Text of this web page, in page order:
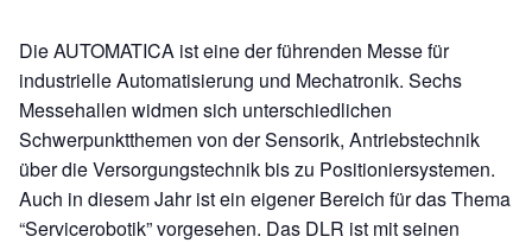
Die AUTOMATICA ist eine der führenden Messe für
industrielle Automatisierung und Mechatronik. Sechs
Messehallen widmen sich unterschiedlichen
Schwerpunktthemen von der Sensorik, Antriebstechnik
über die Versorgungstechnik bis zu Positioniersystemen.
Auch in diesem Jahr ist ein eigener Bereich für das Thema
“Servicerobotik” vorgesehen. Das DLR ist mit seinen